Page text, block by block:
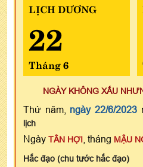
LỊCH DƯƠNG
22
Tháng 6
NGÀY KHÔNG XẤU
Thứ năm, ngày 22/6/2023
lịch
Ngày TÂN HỢI , tháng MẬU
Hắc đạo (chu tước hắc đạo)